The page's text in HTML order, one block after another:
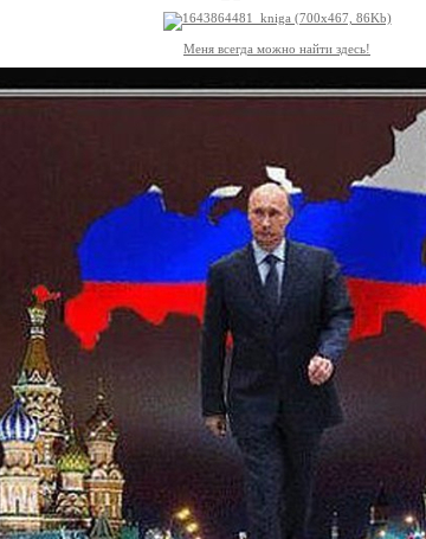
Меня всегда можно найти здесь!